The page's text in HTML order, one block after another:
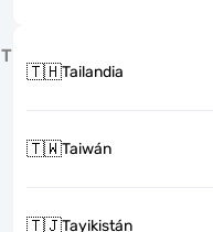
T
🇹🇭Tailandia
🇹🇼Taiwán
🇹🇯Tayikistán